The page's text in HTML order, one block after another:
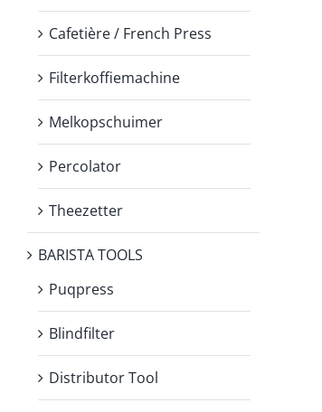
Cafetière / French Press
Filterkoffiemachine
Melkopschuimer
Percolator
Theezetter
BARISTA TOOLS
Puqpress
Blindfilter
Distributor Tool